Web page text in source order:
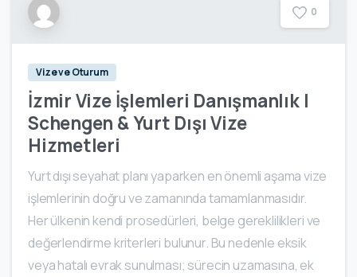
0
Vize ve Oturum
İzmir Vize İşlemleri Danışmanlık |
Schengen & Yurt Dışı Vize
Hizmetleri
Yurt dışı seyahat planı yaparken en önemli aşama vize
işlemlerinin doğru ve zamanında tamamlanmasıdır.
Her ülkenin kendi prosedürleri, belge gereklilikleri ve
değerlendirme kriterleri bulunur. Bu nedenle eksik
veya hatalı evrak sunulması; sürecin uzamasına, ek